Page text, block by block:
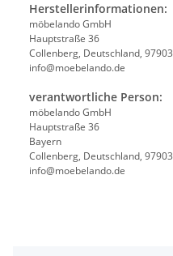
Herstellerinformationen:
möbelando GmbH
Hauptstraße 36
Collenberg, Deutschland, 97903
info@moebelando.de
verantwortliche Person:
möbelando GmbH
Hauptstraße 36
Bayern
Collenberg, Deutschland, 97903
info@moebelando.de